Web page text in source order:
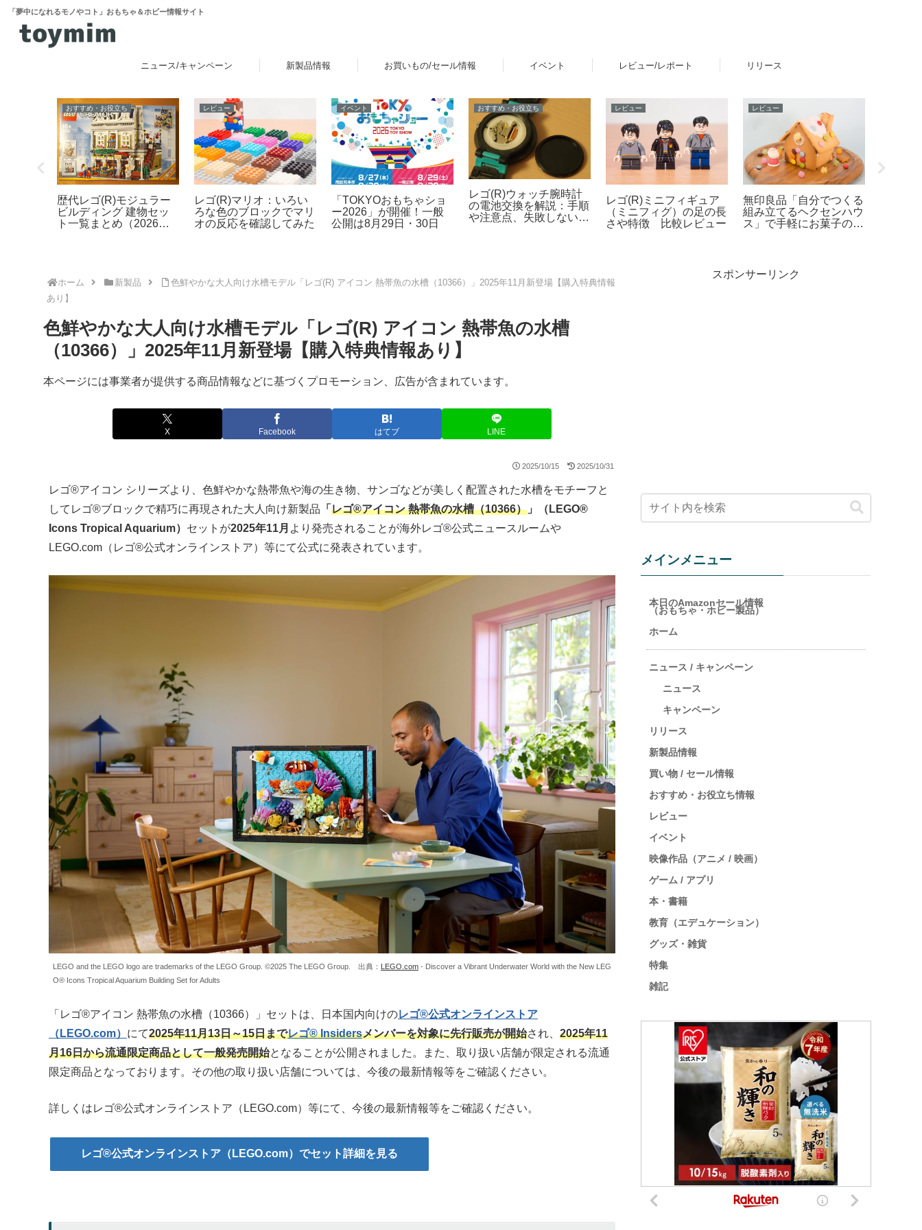
「夢中になれるモノやコト」おもちゃ＆ホビー情報サイト
ニュース/キャンペーン 新製品情報 お買いもの/セール情報 イベント レビュー/レポート リリース
おすすめ・お役立ち
歴代レゴ(R)モジュラー
ビルディング 建物セッ
ト一覧まとめ（2026年
レビュー
レゴ(R)マリオ：いろい
ろな色のブロックでマリ
オの反応を確認してみた
イベント
「TOKYOおもちゃショ
ー2026」が開催！一般
公開は8月29日・30日
おすすめ・お役立ち
レゴ(R)ウォッチ腕時計
の電池交換を解説：手順
や注意点、失敗しないた
レビュー
レゴ(R)ミニフィギュア
（ミニフィグ）の足の長
さや特徴 比較レビュー
レビュー
無印良品「自分でつくる
組み立てるヘクセンハウ
ス」で手軽にお菓子の家
ホーム 新製品
色鮮やかな大人向け水槽モデル「レゴ(R) アイコン 熱帯魚の水槽（10366）」2025年11月新登場【購入特典情報
あり】
色鮮やかな大人向け水槽モデル「レゴ(R) アイコン 熱帯魚の水槽
（10366）」2025年11月新登場【購入特典情報あり】
本ページには事業者が提供する商品情報などに基づくプロモーション、広告が含まれています。
X Facebook はてブ LINE
2025/10/15 2025/10/31
レゴ®アイコン シリーズより、色鮮やかな熱帯魚や海の生き物、サンゴなどが美しく配置された水槽をモチーフと
してレゴ®ブロックで精巧に再現された大人向け新製品 「 レゴ®アイコン 熱帯魚の水槽（10366） 」（LEGO®
Icons Tropical Aquarium） セットが2025年11月 より発売されることが海外レゴ®公式ニュースルームや
LEGO.com（レゴ®公式オンラインストア）等にて公式に発表されています。
LEGO and the LEGO logo are trademarks of the LEGO Group. ©2025 The LEGO Group. 出典： LEGO.com - Discover a Vibrant Underwater World with the New LEG
O® Icons Tropical Aquarium Building Set for Adults
「レゴ®アイコン 熱帯魚の水槽（10366）」セットは、日本国内向けのレゴ®公式オンラインストア
（LEGO.com） にて2025年11月13日～15日までレゴ® Insidersメンバーを対象に先行販売が開始され、 2025年11
月16日から流通限定商品として一般発売開始となることが公開されました。また、取り扱い店舗が限定される流通
限定商品となっております。その他の取り扱い店舗については、今後の最新情報等をご確認ください。
詳しくはレゴ®公式オンラインストア（LEGO.com）等にて、今後の最新情報等をご確認ください。
レゴ®公式オンラインストア（LEGO.com）でセット詳細を見る
スポンサーリンク
メインメニュー
本日のAmazonセール情報
（おもちゃ・ホビー製品）
ホーム
ニュース / キャンペーン
ニュース
キャンペーン
リリース
新製品情報
買い物 / セール情報
おすすめ・お役立ち情報
レビュー
イベント
映像作品（アニメ / 映画）
ゲーム / アプリ
本・書籍
教育（エデュケーション）
グッズ・雑貨
特集
雑記